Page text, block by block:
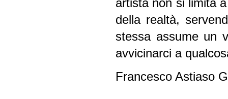
artista non si limita
della realtà,
stessa assume un
avvicinarci a
Francesco Astiaso